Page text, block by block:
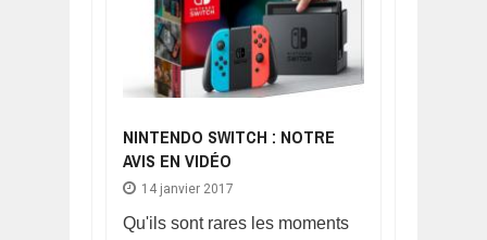
NINTENDO SWITCH : NOTRE
AVIS EN VIDÉO
14 janvier 2017
Qu'ils sont rares les moments